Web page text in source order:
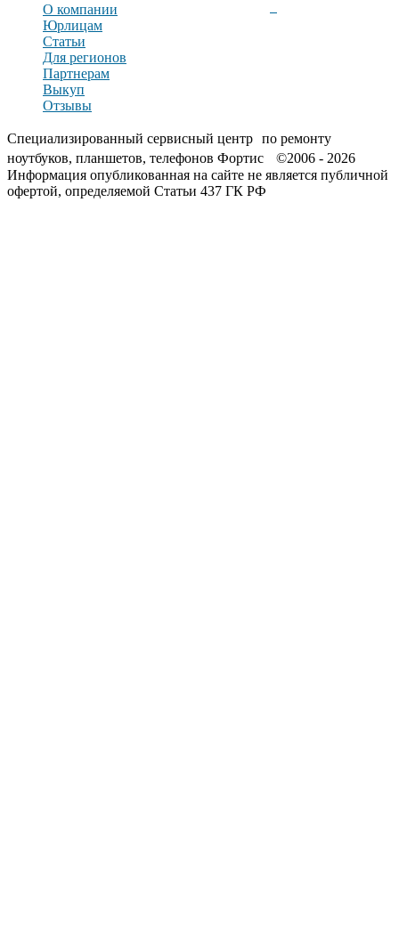
О компании
Юрлицам
Статьи
Для регионов
Партнерам
Выкуп
Отзывы
Специализированный сервисный центр по ремонту
ноутбуков, планшетов, телефонов Фортис ©2006 - 2026
Информация опубликованная на сайте не является публичной
офертой, определяемой Статьи 437 ГК РФ